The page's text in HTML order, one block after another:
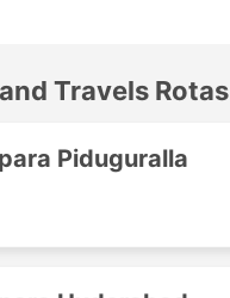
o cronograma antes
a escolher a melhor
da Harshita
contempladas pelos
Travels
Piduguralla